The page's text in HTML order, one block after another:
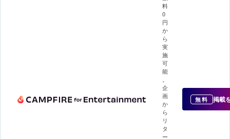
料
0
円
か
ら
実
施
可
能
。
企
画
か
ら
リ
タ
ー
無料 掲載